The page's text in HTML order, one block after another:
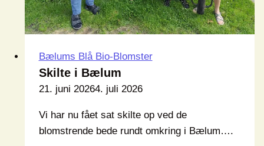
Bælums Blå Bio-Blomster
Skilte i Bælum
21. juni 20264. juli 2026
Vi har nu fået sat skilte op ved de
blomstrende bede rundt omkring i Bælum….